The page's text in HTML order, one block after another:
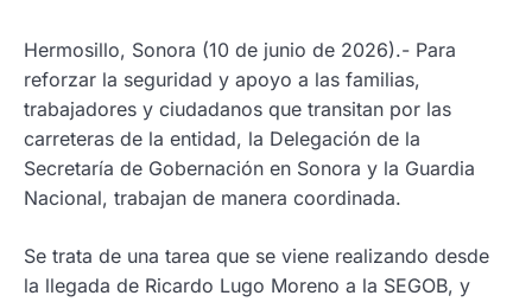
Hermosillo, Sonora (10 de junio de 2026).- Para
reforzar la seguridad y apoyo a las familias,
trabajadores y ciudadanos que transitan por las
carreteras de la entidad, la Delegación de la
Secretaría de Gobernación en Sonora y la Guardia
Nacional, trabajan de manera coordinada.
Se trata de una tarea que se viene realizando desde
la llegada de Ricardo Lugo Moreno a la SEGOB, y